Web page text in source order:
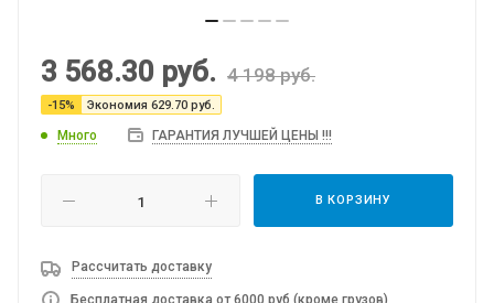
3 568.30 руб. 4 198руб.
-15% Экономия 629.70 руб.
Много ГАРАНТИЯ ЛУЧШЕЙ ЦЕНЫ !!!
В КОРЗИНУ
Рассчитать доставку
Бесплатная доставка от 6000 руб (кроме грузов)